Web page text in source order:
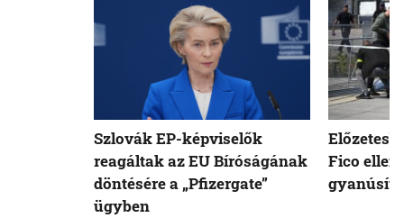
Szlovák EP-képviselők
reagáltak az EU Bíróságának
döntésére a „Pfizergate”
ügyben
Fico